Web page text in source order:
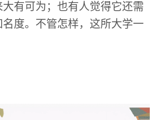
有可为；也有人觉得它还需
度。不管怎样，这所大学一